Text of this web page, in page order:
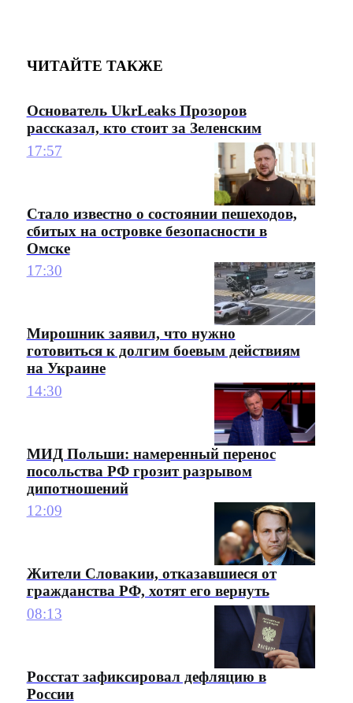
ЧИТАЙТЕ ТАКЖЕ
Основатель UkrLeaks Прозоров
рассказал, кто стоит за Зеленским
17:57
Стало известно о состоянии пешеходов,
сбитых на островке безопасности в
Омске
17:30
Мирошник заявил, что нужно
готовиться к долгим боевым действиям
на Украине
14:30
МИД Польши: намеренный перенос
посольства РФ грозит разрывом
дипотношений
12:09
Жители Словакии, отказавшиеся от
гражданства РФ, хотят его вернуть
08:13
Росстат зафиксировал дефляцию в
России